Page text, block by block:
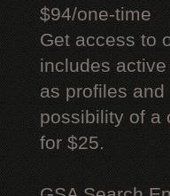
$94/one-time
Get access to
includes
as profiles
possibility of a
for $25.